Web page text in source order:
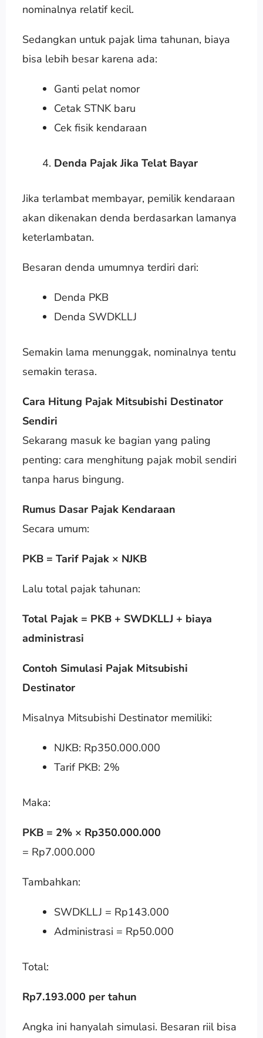
nominalnya relatif kecil.
Sedangkan untuk pajak lima tahunan, biaya
bisa lebih besar karena ada:
Ganti pelat nomor
Cetak STNK baru
Cek fisik kendaraan
Denda Pajak Jika Telat Bayar
Jika terlambat membayar, pemilik kendaraan
akan dikenakan denda berdasarkan lamanya
keterlambatan.
Besaran denda umumnya terdiri dari:
Denda PKB
Denda SWDKLLJ
Semakin lama menunggak, nominalnya tentu
semakin terasa.
Cara Hitung Pajak Mitsubishi Destinator
Sendiri
Sekarang masuk ke bagian yang paling
penting: cara menghitung pajak mobil sendiri
tanpa harus bingung.
Rumus Dasar Pajak Kendaraan
Secara umum:
PKB = Tarif Pajak × NJKB
Lalu total pajak tahunan:
Total Pajak = PKB + SWDKLLJ + biaya
administrasi
Contoh Simulasi Pajak Mitsubishi
Destinator
Misalnya Mitsubishi Destinator memiliki:
NJKB: Rp350.000.000
Tarif PKB: 2%
Maka:
PKB = 2% × Rp350.000.000
= Rp7.000.000
Tambahkan:
SWDKLLJ = Rp143.000
Administrasi = Rp50.000
Total:
Rp7.193.000 per tahun
Angka ini hanyalah simulasi. Besaran riil bisa